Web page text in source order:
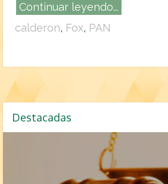
Continuar leyendo...
calderon, Fox, PAN
Destacadas